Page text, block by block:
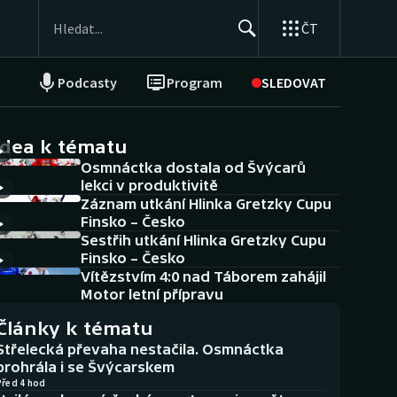
ČT
Podcasty Program SLEDOVAT
NEPŘEHLÉDNĚTE
Historické návraty
Aplikace ČT sport
AZ kvíz
k tématu
Osmnáctka dostala od Švýcarů
lekci v produktivitě
Záznam utkání Hlinka Gretzky Cupu
Finsko – Česko
Sestřih utkání Hlinka Gretzky Cupu
Finsko – Česko
Vítězstvím 4:0 nad Táborem zahájil
Motor letní přípravu
k tématu
převaha nestačila. Osmnáctka
i se Švýcarskem
4 hod